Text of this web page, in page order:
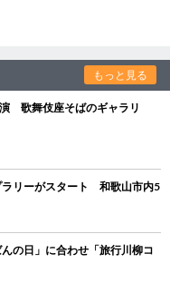
もっと見る
歌舞伎座そばのギャラリ
ラリーがスタート 和歌山市内5
の日」に合わせ「旅行川柳コ